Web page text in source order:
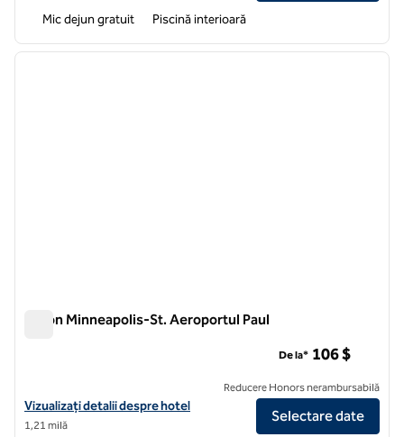
Mic dejun gratuit Piscină interioară
1 din 12
Hilton Minneapolis-St. Aeroportul Paul
Vizualizați detaliile hotelului Hilton Minneapolis-St. Aeroportul Paul
Vizualizați detalii despre hotel
1,21 milă
De la* 106 $
Reducere Honors nerambursabilă
Selectare date